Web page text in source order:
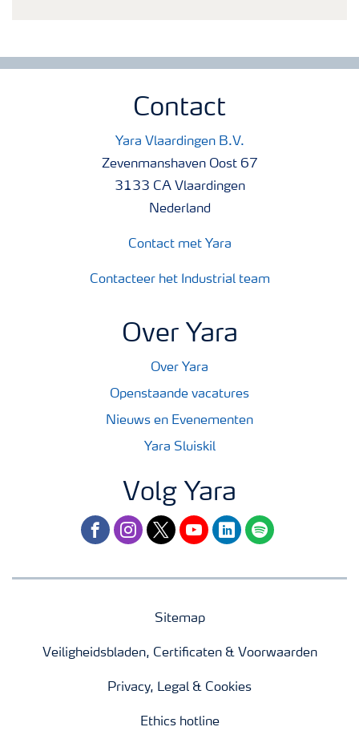
Contact
Yara Vlaardingen B.V.
Zevenmanshaven Oost 67
3133 CA Vlaardingen
Nederland
Contact met Yara
Contacteer het Industrial team
Over Yara
Over Yara
Openstaande vacatures
Nieuws en Evenementen
Yara Sluiskil
Volg Yara
facebookinstagram
twitteryoutubelinkedinspotify
Sitemap
Veiligheidsbladen, Certificaten & Voorwaarden
Privacy, Legal & Cookies
Ethics hotline